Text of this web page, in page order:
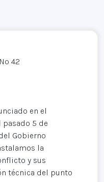
42
en el
5 de
Gobierno
la
y sus
técnica del punto